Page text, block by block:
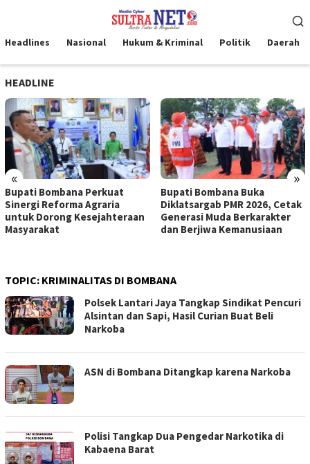
kontenMobile
Headlines Nasional Hukum & Kriminal Politik Daerah
HEADLINE
« »
Bupati Bombana Perkuat
Sinergi Reforma Agraria
untuk Dorong Kesejahteraan
Masyarakat
Bupati Bombana Buka
Diklatsargab PMR 2026, Cetak
Generasi Muda Berkarakter
dan Berjiwa Kemanusiaan
TOPIC: KRIMINALITAS DI BOMBANA
Polsek Lantari Jaya Tangkap Sindikat Pencuri
Alsintan dan Sapi, Hasil Curian Buat Beli
Narkoba
ASN di Bombana Ditangkap karena Narkoba
Polisi Tangkap Dua Pengedar Narkotika di
Kabaena Barat